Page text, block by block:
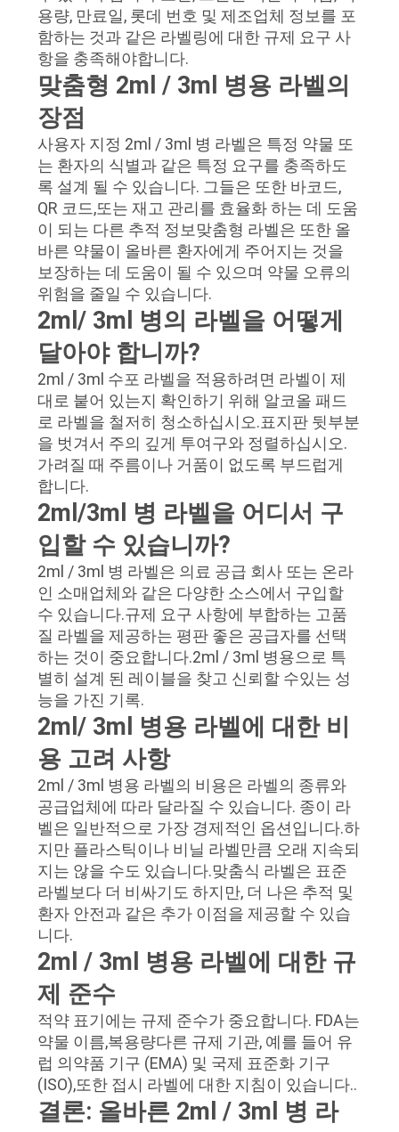
용량, 만료일, 롯데 번호 및 제조업체 정보를 포
함하는 것과 같은 라벨링에 대한 규제 요구 사
항을 충족해야합니다.
맞춤형 2ml / 3ml 병용 라벨의
장점
사용자 지정 2ml / 3ml 병 라벨은 특정 약물 또
는 환자의 식별과 같은 특정 요구를 충족하도
록 설계 될 수 있습니다. 그들은 또한 바코드,
QR 코드,또는 재고 관리를 효율화 하는 데 도움
이 되는 다른 추적 정보맞춤형 라벨은 또한 올
바른 약물이 올바른 환자에게 주어지는 것을
보장하는 데 도움이 될 수 있으며 약물 오류의
위험을 줄일 수 있습니다.
2ml/ 3ml 병의 라벨을 어떻게
달아야 합니까?
2ml / 3ml 수포 라벨을 적용하려면 라벨이 제
대로 붙어 있는지 확인하기 위해 알코올 패드
로 라벨을 철저히 청소하십시오.표지판 뒷부분
을 벗겨서 주의 깊게 투여구와 정렬하십시오.
가려질 때 주름이나 거품이 없도록 부드럽게
합니다.
2ml/3ml 병 라벨을 어디서 구
입할 수 있습니까?
2ml / 3ml 병 라벨은 의료 공급 회사 또는 온라
인 소매업체와 같은 다양한 소스에서 구입할
수 있습니다.규제 요구 사항에 부합하는 고품
질 라벨을 제공하는 평판 좋은 공급자를 선택
하는 것이 중요합니다.2ml / 3ml 병용으로 특
별히 설계 된 레이블을 찾고 신뢰할 수있는 성
능을 가진 기록.
2ml/ 3ml 병용 라벨에 대한 비
용 고려 사항
2ml / 3ml 병용 라벨의 비용은 라벨의 종류와
공급업체에 따라 달라질 수 있습니다. 종이 라
벨은 일반적으로 가장 경제적인 옵션입니다.하
지만 플라스틱이나 비닐 라벨만큼 오래 지속되
지는 않을 수도 있습니다.맞춤식 라벨은 표준
라벨보다 더 비싸기도 하지만, 더 나은 추적 및
환자 안전과 같은 추가 이점을 제공할 수 있습
니다.
2ml / 3ml 병용 라벨에 대한 규
제 준수
적약 표기에는 규제 준수가 중요합니다. FDA는
약물 이름,복용량다른 규제 기관, 예를 들어 유
럽 의약품 기구 (EMA) 및 국제 표준화 기구
(ISO),또한 접시 라벨에 대한 지침이 있습니다..
결론: 올바른 2ml / 3ml 병 라